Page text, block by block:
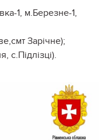
1, м.Березне-1,
Зарічне);
с.Підлізці).